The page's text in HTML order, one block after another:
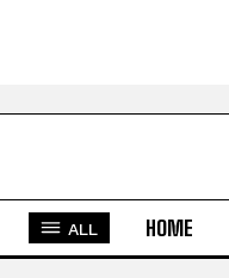
ALL HOME